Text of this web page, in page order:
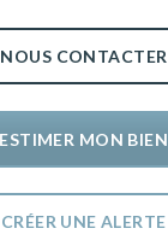
NOUS CONTACTER
ESTIMER MON BIEN
CRÉER UNE ALERTE